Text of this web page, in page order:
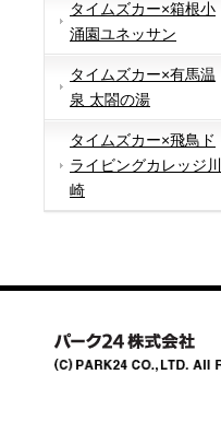
タイムズカー×箱根小
涌園ユネッサン
タイムズカー×有馬温
泉 太閤の湯
タイムズカー×飛鳥ド
ライビングカレッジ川
崎